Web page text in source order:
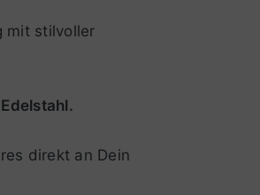
mit stilvoller
direkt an Dein